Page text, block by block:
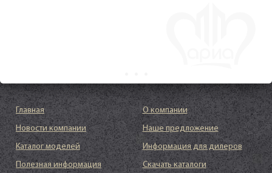
Главная
О компании
Новости компании
Наше предложение
Каталог моделей
Информация для дилеров
Полезная информация
Скачать каталоги